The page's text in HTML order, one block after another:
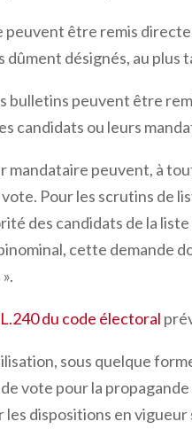
peuvent être remis
dûment désignés, au plus
bulletins peuvent être
candidats ou leurs
mandataire peuvent, à
Pour les scrutins de
des candidats de la
cette demande
».
du code électoral
sous quelque
vote pour la
les dispositions en